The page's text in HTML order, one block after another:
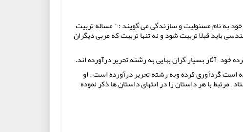
به نام مسئولیت و سازندگی می گویند : " مساله تربیت
باید قبلا تربیت شود و نه تنها تربیت که مربی دیگران
, آثار بسیار گران بهایی به رشته تحریر درآورده اند.
است گردآوری کرده وبه رشته تحریر درآورده است . او
با هر داستان را در انتهای داستان ها ذکر نموده